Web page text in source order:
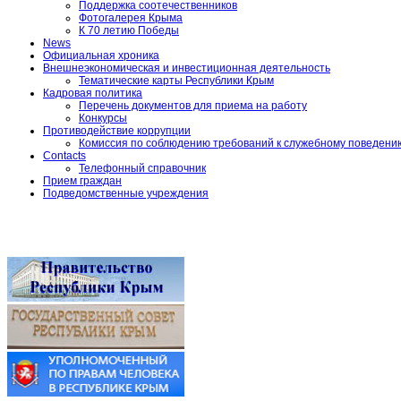
Поддержка соотечественников
Фотогалерея Крыма
К 70 летию Победы
News
Официальная хроника
Внешнеэкономическая и инвестиционная деятельность
Тематические карты Республики Крым
Кадровая политика
Перечень документов для приема на работу
Конкурсы
Противодействие коррупции
Комиссия по соблюдению требований к служебному
Contacts
Телефонный справочник
Прием граждан
Подведомственные учреждения